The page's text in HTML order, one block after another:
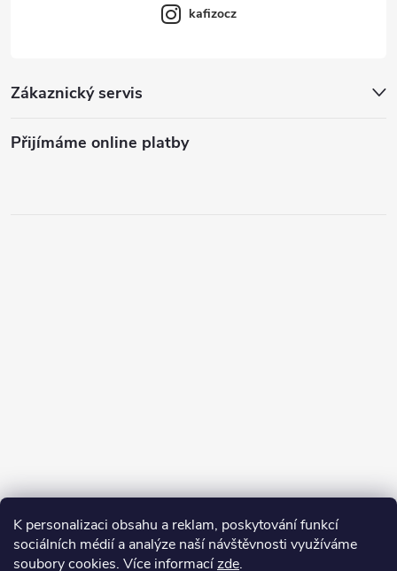
K personalizaci obsahu a reklam, poskytování funkcí
sociálních médií a analýze naší návštěvnosti využíváme
soubory cookies. Více informacízde.
Zákaznický servis
Přijímáme online platby
kafizocz